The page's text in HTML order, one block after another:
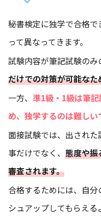
秘書検定に独学で合格
って異なってきます。
試験内容が筆記試験のみ
だけでの対策が可能な
一方、 準1級・1級は筆
め、独学するのは難しい
面接試験では、 出された
事だけでなく、 態度や振
審査されます。
合格するためには、自
シュアップしてもらえる